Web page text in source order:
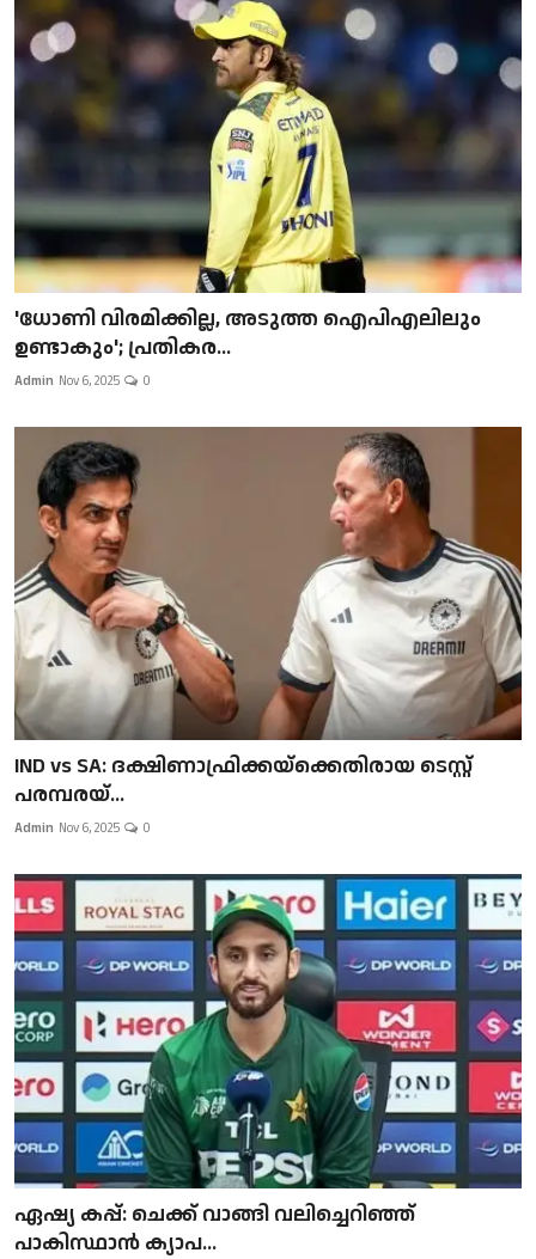
'ധോണി വിരമിക്കില്ല, അടുത്ത ഐപിഎലിലും
ഉണ്ടാകും'; പ്രതികര...
Admin Nov 6, 2025 0
IND vs SA: ദക്ഷിണാഫ്രിക്കയ്‌ക്കെതിരായ ടെസ്റ്റ്
പരമ്പരയ്...
Admin Nov 6, 2025 0
ഏഷ്യ കപ്പ്: ചെക്ക് വാങ്ങി വലിച്ചെറിഞ്ഞ്
പാകിസ്ഥാൻ ക്യാപ...